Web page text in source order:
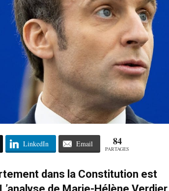
LinkedIn Email 84
PARTAGES
dans la Constitution est
de Marie-Hélène Verdier.